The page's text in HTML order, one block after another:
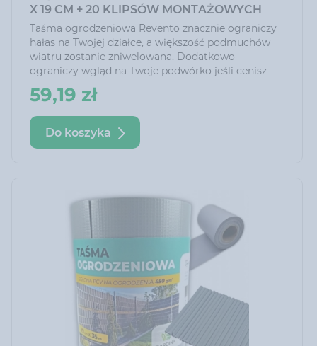
X 19 CM + 20 KLIPSÓW MONTAŻOWYCH
Taśma ogrodzeniowa Revento znacznie ograniczy
hałas na Twojej działce, a większość podmuchów
wiatru zostanie zniwelowana. Dodatkowo
ograniczy wgląd na Twoje podwórko jeśli cenisz
sobie spokój i prywatność!
59,19 zł
Do koszyka